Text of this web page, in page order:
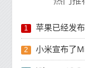
1 苹果已经发布
2 小米宣布了